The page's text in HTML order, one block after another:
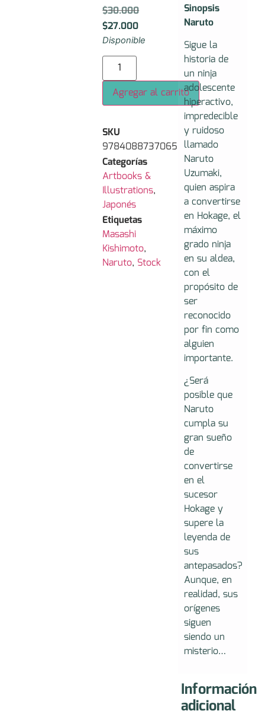
$30.000
$27.000
Disponible
Agregar al carrito
SKU
9784088737065
Categorías
Artbooks &
Illustrations,
Japonés
Etiquetas
Masashi
Kishimoto,
Naruto, Stock
Sinopsis
Naruto
Sigue la
historia de
un ninja
adolescente
hiperactivo,
impredecible
y ruidoso
llamado
Naruto
Uzumaki,
quien aspira
a convertirse
en Hokage, el
máximo
grado ninja
en su aldea,
con el
propósito de
ser
reconocido
por fin como
alguien
importante.
¿Será
posible que
Naruto
cumpla su
gran sueño
de
convertirse
en el
sucesor
Hokage y
supere la
leyenda de
sus
antepasados?
Aunque, en
realidad, sus
orígenes
siguen
siendo un
misterio…
Información
adicional